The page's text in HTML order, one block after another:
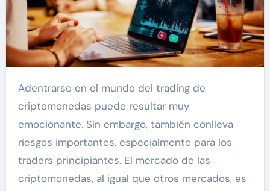
Adentrarse en el mundo del trading de
criptomonedas puede resultar muy
emocionante. Sin embargo, también conlleva
riesgos importantes, especialmente para los
traders principiantes. El mercado de las
criptomonedas, al igual que otros mercados, es